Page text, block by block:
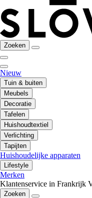
Zoeken
Nieuw
Tuin & buiten
Meubels
Decoratie
Tafelen
Huishoudtextiel
Verlichting
Tapijten
Huishoudelijke apparaten
Lifestyle
Merken
Klantenservice in Frankrijk
Zoeken